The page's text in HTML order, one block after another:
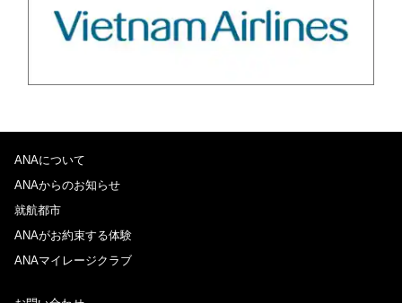
ANAについて
ANAからのお知らせ
就航都市
ANAがお約束する体験
ANAマイレージクラブ